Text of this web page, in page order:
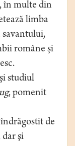
în multe din
limba
române şi
studiul
, pomenit
de
şi